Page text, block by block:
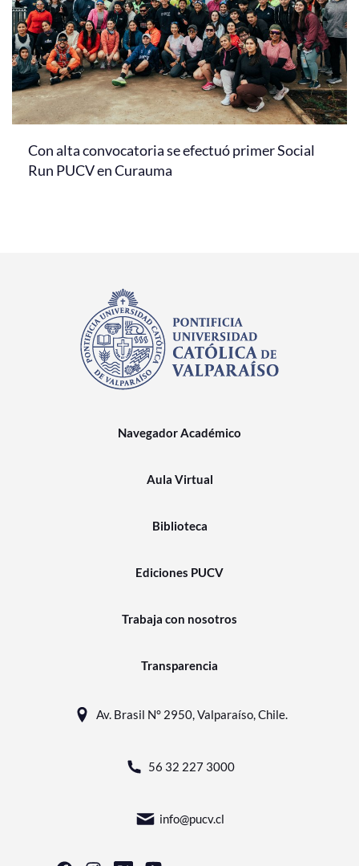
Con alta convocatoria se efectuó primer Social
Run PUCV en Curauma
Navegador Académico
Aula Virtual
Biblioteca
Ediciones PUCV
Trabaja con nosotros
Transparencia
Av. Brasil N° 2950, Valparaíso, Chile.
56 32 227 3000
info@pucv.cl